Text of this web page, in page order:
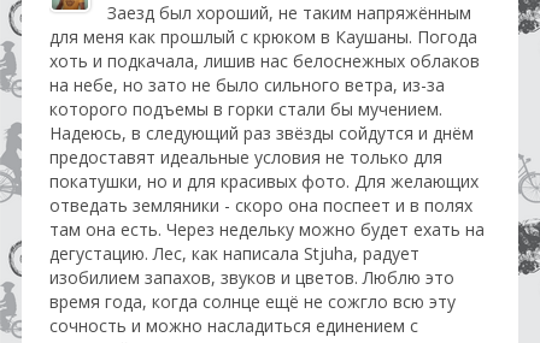
Заезд был хороший, не таким напряжённым
для меня как прошлый с крюком в Каушаны. Погода
хоть и подкачала, лишив нас белоснежных облаков
на небе, но зато не было сильного ветра, из-за
которого подъемы в горки стали бы мучением.
Надеюсь, в следующий раз звёзды сойдутся и днём
предоставят идеальные условия не только для
покатушки, но и для красивых фото. Для желающих
отведать земляники - скоро она поспеет и в полях
там она есть. Через недельку можно будет ехать на
дегустацию. Лес, как написала Stjuha, радует
изобилием запахов, звуков и цветов. Люблю это
время года, когда солнце ещё не сожгло всю эту
сочность и можно насладиться единением с